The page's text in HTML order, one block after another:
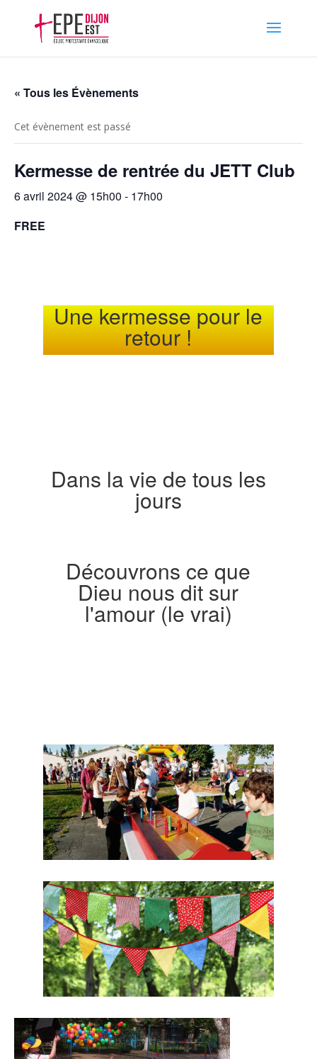
« Tous les Évènements
Cet évènement est passé
Kermesse de rentrée du JETT Club
6 avril 2024 @ 15h00 - 17h00
FREE
Une kermesse pour le
retour !
Dans la vie de tous les
jours
Découvrons ce que
Dieu nous dit sur
l'amour (le vrai)